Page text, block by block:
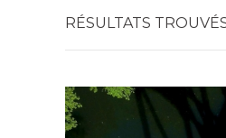
RÉSULTATS